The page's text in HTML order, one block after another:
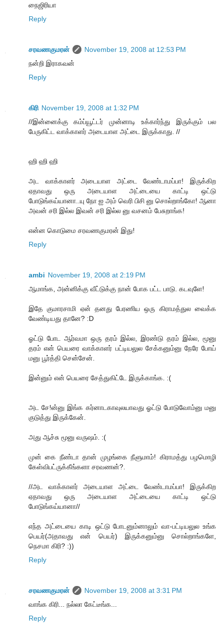
நைஜிரியா
Reply
சரவணகுமரன்
November 19, 2008 at 12:53 PM
நன்றி இராகவன்
Reply
கிரி November 19, 2008 at 1:32 PM
//இன்னைக்கு கம்ப்யூட்டர் முன்னாடி உக்கார்ந்து இருக்கும் பல
பேருகிட்ட வாக்காளர் அடையாள அட்டை இருக்காது. //
ஹி ஹி ஹி
அட வாக்காளர் அடையாள அட்டை வேண்டாமப்பா! இருக்கிற
ஏதாவது ஒரு அடையாள அட்டையை காட்டி ஒட்டு
போடுங்கய்யானா..யு நோ ஐ அம் வெரி பிசி னு சொல்றாங்கோ! ஆனா
அவன் சரி இல்ல இவன் சரி இல்ல னு வசனம் பேசுறாங்க!
என்ன கொடுமை சரவணகுமரன் இது!
Reply
ambi November 19, 2008 at 2:19 PM
ஆமாங்க, அன்னிக்கு வீட்டுக்கு நான் போக பட்ட பாடு. கடவுளே!
இதே குமாரசாமி ஏன் தனது பேரணிய ஒரு கிராமத்துல வைக்க
வேண்டியது தானே? :D
ஓட்டு போட ஆர்வமா ஒரு தரம் இல்ல, இரண்டு தரம் இல்ல, மூனு
தரம் என் பெயரை வாக்காளர் பட்டியலுல சேக்கனும்னு நேரே போய்
மனு பூர்த்தி சென்சேன்.
இன்னும் என் பெயரை சேத்துகிட்டே இருக்காங்க. :(
அட சே!ன்னு இங்க கர்னாடகாவுலயாவது ஓட்டு போடுவோம்னு மனு
குடுத்து இருக்கேன்.
அது ஆச்சு மூனு வருஷம். :(
முன் கை நீண்டா தான் முழங்கை நீளுமாம்! கிராமத்து பழமொழி
கேள்விபட்ருக்கீங்களா சரவணன்?.
//அட வாக்காளர் அடையாள அட்டை வேண்டாமப்பா! இருக்கிற
ஏதாவது ஒரு அடையாள அட்டையை காட்டி ஒட்டு
போடுங்கய்யானா//
எந்த அட்டையை காடி ஒட்டு போடனும்னாலும் வா-பட்டியலுல உங்க
பெயர்(அதாவது என் பெயர்) இருக்கனும்னு சொல்றாங்களே,
நெசமா கிரி? :))
Reply
சரவணகுமரன்
November 19, 2008 at 3:31 PM
வாங்க கிரி... நல்லா கேட்டீங்க...
Reply